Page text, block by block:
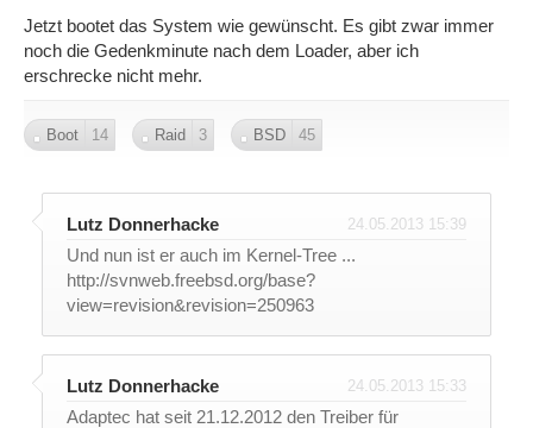
Jetzt bootet das System wie gewünscht. Es gibt zwar immer
noch die Gedenkminute nach dem Loader, aber ich
erschrecke nicht mehr.
Boot 14 Raid 3 BSD 45
Lutz Donnerhacke 24.05.2013 15:39
Und nun ist er auch im Kernel-Tree ...
http://svnweb.freebsd.org/base?
view=revision&revision=250963
Lutz Donnerhacke 24.05.2013 15:33
Adaptec hat seit 21.12.2012 den Treiber für